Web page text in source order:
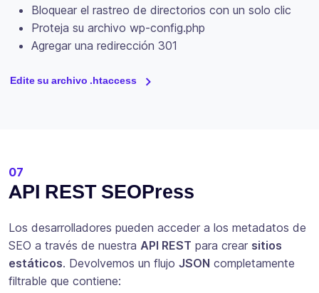
Bloquear el rastreo de directorios con un solo clic
Proteja su archivo wp-config.php
Agregar una redirección 301
Edite su archivo .htaccess
07
API REST SEOPress
Los desarrolladores pueden acceder a los metadatos de
SEO a través de nuestra API REST para crear sitios
estáticos. Devolvemos un flujo JSON completamente
filtrable que contiene: